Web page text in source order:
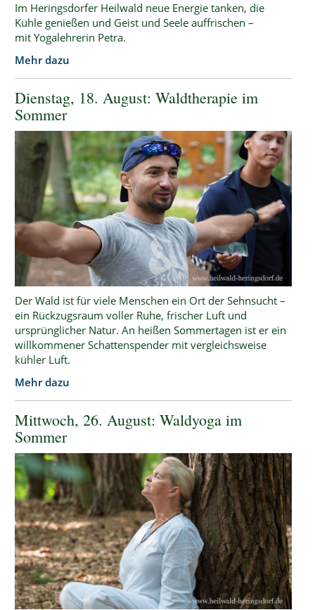
Im Heringsdorfer Heilwald neue Energie tanken, die
Kühle genießen und Geist und Seele auffrischen –
mit Yogalehrerin Petra.
Mehr dazu
Dienstag, 18. August: Waldtherapie im
Sommer
Der Wald ist für viele Menschen ein Ort der Sehnsucht –
ein Rückzugsraum voller Ruhe, frischer Luft und
ursprünglicher Natur. An heißen Sommertagen ist er ein
willkommener Schattenspender mit vergleichsweise
kühler Luft.
Mehr dazu
Mittwoch, 26. August: Waldyoga im
Sommer